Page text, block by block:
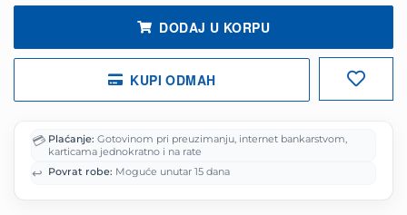
DODAJ U KORPU
KUPI ODMAH
💳 Plaćanje: Gotovinom pri preuzimanju, internet bankarstvom,
karticama jednokratno i na rate
↩️ Povrat robe: Moguće unutar 15 dana